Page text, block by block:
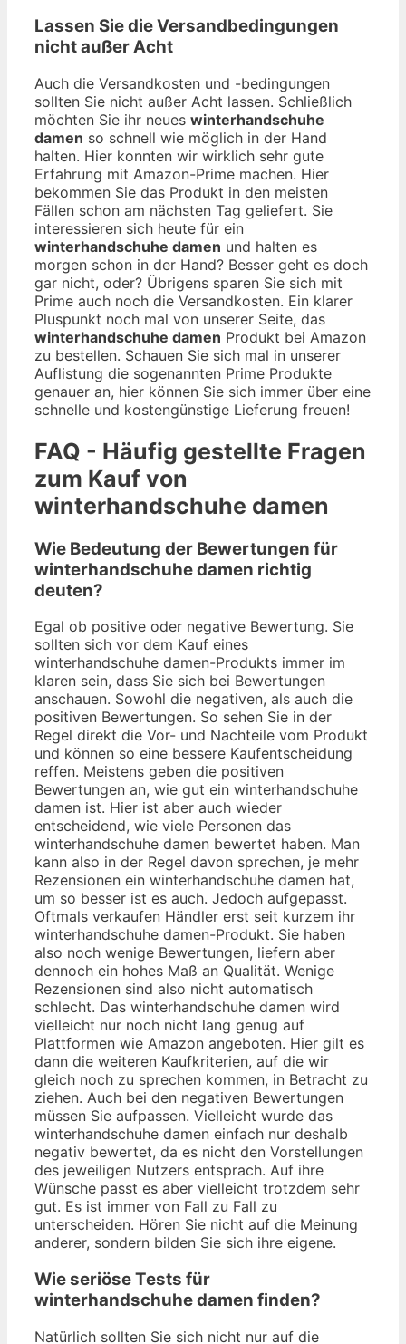
Lassen Sie die Versandbedingungen
nicht außer Acht
Auch die Versandkosten und -bedingungen
sollten Sie nicht außer Acht lassen. Schließlich
möchten Sie ihr neues winterhandschuhe
damen so schnell wie möglich in der Hand
halten. Hier konnten wir wirklich sehr gute
Erfahrung mit Amazon-Prime machen. Hier
bekommen Sie das Produkt in den meisten
Fällen schon am nächsten Tag geliefert. Sie
interessieren sich heute für ein
winterhandschuhe damen und halten es
morgen schon in der Hand? Besser geht es doch
gar nicht, oder? Übrigens sparen Sie sich mit
Prime auch noch die Versandkosten. Ein klarer
Pluspunkt noch mal von unserer Seite, das
winterhandschuhe damen Produkt bei Amazon
zu bestellen. Schauen Sie sich mal in unserer
Auflistung die sogenannten Prime Produkte
genauer an, hier können Sie sich immer über eine
schnelle und kostengünstige Lieferung freuen!
FAQ - Häufig gestellte Fragen
zum Kauf von
winterhandschuhe damen
Wie Bedeutung der Bewertungen für
winterhandschuhe damen richtig
deuten?
Egal ob positive oder negative Bewertung. Sie
sollten sich vor dem Kauf eines
winterhandschuhe damen-Produkts immer im
klaren sein, dass Sie sich bei Bewertungen
anschauen. Sowohl die negativen, als auch die
positiven Bewertungen. So sehen Sie in der
Regel direkt die Vor- und Nachteile vom Produkt
und können so eine bessere Kaufentscheidung
reffen. Meistens geben die positiven
Bewertungen an, wie gut ein winterhandschuhe
damen ist. Hier ist aber auch wieder
entscheidend, wie viele Personen das
winterhandschuhe damen bewertet haben. Man
kann also in der Regel davon sprechen, je mehr
Rezensionen ein winterhandschuhe damen hat,
um so besser ist es auch. Jedoch aufgepasst.
Oftmals verkaufen Händler erst seit kurzem ihr
winterhandschuhe damen-Produkt. Sie haben
also noch wenige Bewertungen, liefern aber
dennoch ein hohes Maß an Qualität. Wenige
Rezensionen sind also nicht automatisch
schlecht. Das winterhandschuhe damen wird
vielleicht nur noch nicht lang genug auf
Plattformen wie Amazon angeboten. Hier gilt es
dann die weiteren Kaufkriterien, auf die wir
gleich noch zu sprechen kommen, in Betracht zu
ziehen. Auch bei den negativen Bewertungen
müssen Sie aufpassen. Vielleicht wurde das
winterhandschuhe damen einfach nur deshalb
negativ bewertet, da es nicht den Vorstellungen
des jeweiligen Nutzers entsprach. Auf ihre
Wünsche passt es aber vielleicht trotzdem sehr
gut. Es ist immer von Fall zu Fall zu
unterscheiden. Hören Sie nicht auf die Meinung
anderer, sondern bilden Sie sich ihre eigene.
Wie seriöse Tests für
winterhandschuhe damen finden?
Natürlich sollten Sie sich nicht nur auf die